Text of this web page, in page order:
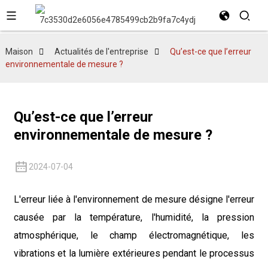
Maison Actualités de l'entreprise
Qu’est-ce que l’erreur
environnementale de mesure ?
Qu’est-ce que l’erreur
environnementale de mesure ?
2024-07-04
L'erreur liée à l'environnement de mesure désigne l'erreur
causée par la température, l'humidité, la pression
atmosphérique, le champ électromagnétique, les
vibrations et la lumière extérieures pendant le processus